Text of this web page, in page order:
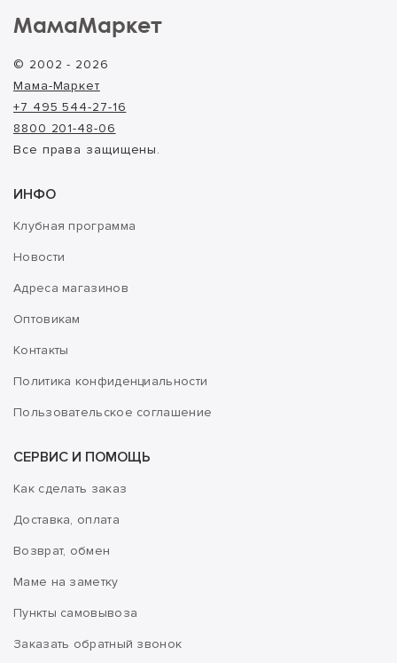
МамаМаркет
© 2002 - 2026
Мама-Маркет
+7 495 544-27-16
8800 201-48-06
Все права защищены.
ИНФО
Клубная программа
Новости
Адреса магазинов
Оптовикам
Контакты
Политика конфиденциальности
Пользовательское соглашение
СЕРВИС И ПОМОЩЬ
Как сделать заказ
Доставка, оплата
Возврат, обмен
Маме на заметку
Пункты самовывоза
Заказать обратный звонок